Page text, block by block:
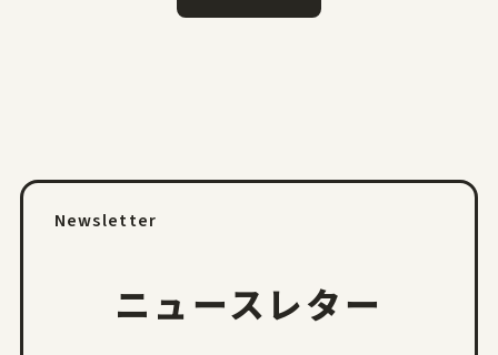
Newsletter
ニュースレター